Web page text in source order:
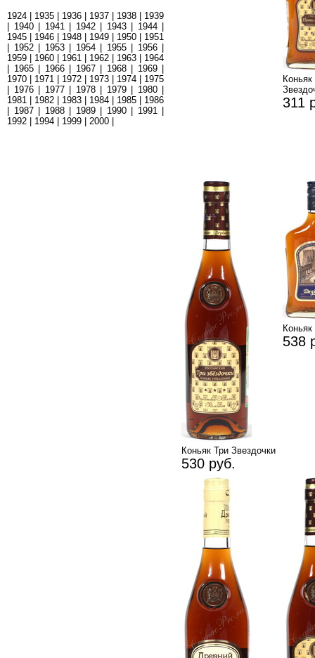
1924 1935 1936 1937 1938
1939
1940| 1941| 1942| 1943| 1944|
1945
1946 1948 1949 1950
1951
1952| 1953| 1954| 1955| 1956|
1959
1960 1961 1962 1963
1964
1965| 1966| 1967| 1968| 1969|
1970
1971 1972 1973 1974
1975
1976| 1977| 1978| 1979| 1980|
1981
1982 1983 1984 1985
1986
1987| 1988| 1989| 1990| 1991|
1992
1994 1999 2000
311
Коньяк Три Звездочки
530 руб.
538